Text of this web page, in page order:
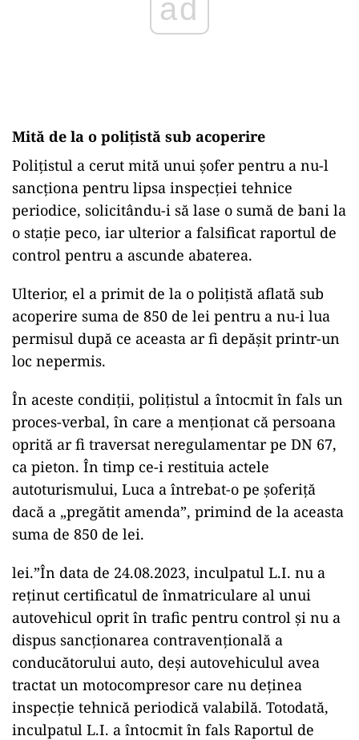
Mită de la o poliţistă sub acoperire
Poliţistul a cerut mită unui șofer pentru a nu-l
sancționa pentru lipsa inspecției tehnice
periodice, solicitându-i să lase o sumă de bani la
o stație peco, iar ulterior a falsificat raportul de
control pentru a ascunde abaterea.
Ulterior, el a primit de la o polițistă aflată sub
acoperire suma de 850 de lei pentru a nu-i lua
permisul după ce aceasta ar fi depășit printr-un
loc nepermis.
În aceste condiții, polițistul a întocmit în fals un
proces-verbal, în care a menționat că persoana
oprită ar fi traversat neregulamentar pe DN 67,
ca pieton. În timp ce-i restituia actele
autoturismului, Luca a întrebat-o pe șoferiță
dacă a „pregătit amenda”, primind de la aceasta
suma de 850 de lei.
lei.”În data de 24.08.2023, inculpatul L.I. nu a
reținut certificatul de înmatriculare al unui
autovehicul oprit în trafic pentru control și nu a
dispus sancționarea contravențională a
conducătorului auto, deși autovehiculul avea
tractat un motocompresor care nu deținea
inspecție tehnică periodică valabilă. Totodată,
inculpatul L.I. a întocmit în fals Raportul de